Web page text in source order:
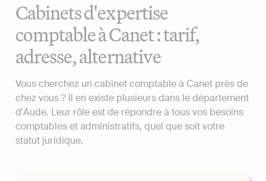
Cabinets d'expertise
comptable à Canet : tarif,
adresse, alternative
Vous cherchez un cabinet comptable à Canet près de
chez vous ? Il en existe plusieurs dans le département
d'Aude. Leur rôle est de répondre à tous vos besoins
comptables et administratifs, quel que soit votre
statut juridique.